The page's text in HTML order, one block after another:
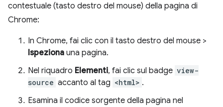
contestuale (tasto destro del mouse) della pagina di
Chrome:
In Chrome, fai clic con il tasto destro del mouse >
Ispeziona una pagina.
Nel riquadro Elementi, fai clic sul badge view-
source accanto al tag <html> .
Esamina il codice sorgente della pagina nel